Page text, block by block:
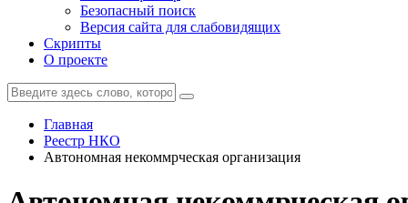
Безопасный поиск
Версия сайта для слабовидящих
Скрипты
О проекте
Главная
Реестр НКО
Автономная некоммрческая организация